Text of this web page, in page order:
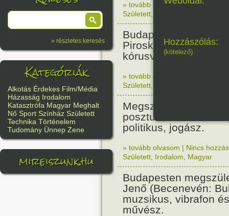
» részletes keresés
Kategóriák
Alkotás Érdekes Film/Média
Házasság Irodalom
Katasztrófa Magyar Meghalt
Nő Sport Színház Született
Technika Történelem
Tudomány Ünnep Zene
mireiszunk.hu
» tovább olvasom|Nincs
Született
Budapesten
Piroska
kórusvezető.
» tovább olvasom
Született
Megszületett Bibó
posztumusz
politikus, jogász.
» tovább olvasom | Nincs
Született Irodalom Magyar
Budapesten
Jenő (Becenevén:
muzsikus, vibrafon
művész.
Hozzászólás:
(kötelező)